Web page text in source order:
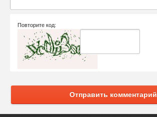
Повторите код:
Отправить комментарий